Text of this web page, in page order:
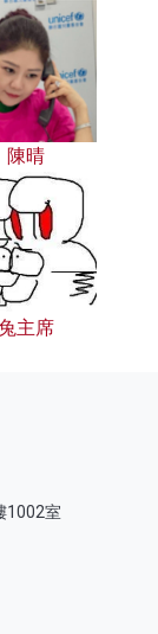
陳晴
主席
1002室